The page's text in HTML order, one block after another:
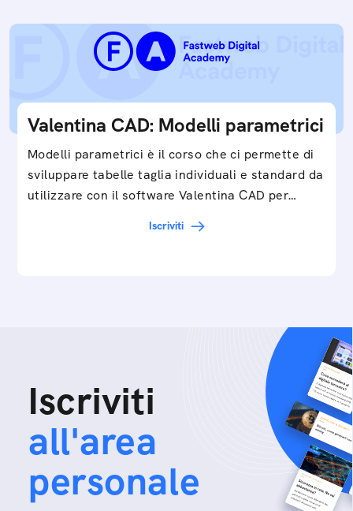
Valentina CAD: Modelli parametrici
Modelli parametrici è il corso che ci permette di
sviluppare tabelle taglia individuali e standard da
utilizzare con il software Valentina CAD per…
Iscriviti
Iscriviti
all'area
personale